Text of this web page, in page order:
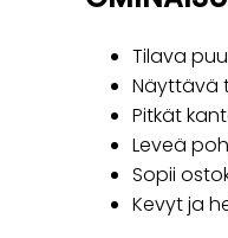
Tilava
Näyttävä
Pitkät
Leveä
Sopii
Kevyt ja